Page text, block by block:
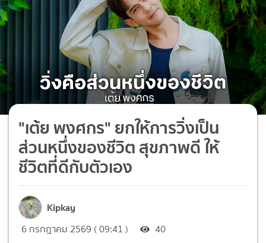
"เต้ย พงศกร" ยกให้การวิ่งเป็น
ส่วนหนึ่งของชีวิต สุขภาพดี ให้
ชีวิตที่ดีกับตัวเอง
Kipkay
6 กรกฎาคม 2569 ( 09:41 ) 40